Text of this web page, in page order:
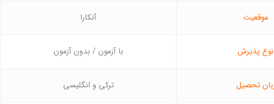
موقعیت آنکارا
نوع پذیرش با آزمون / بدون آزمون
تحصیل ترکی و انگلیسی